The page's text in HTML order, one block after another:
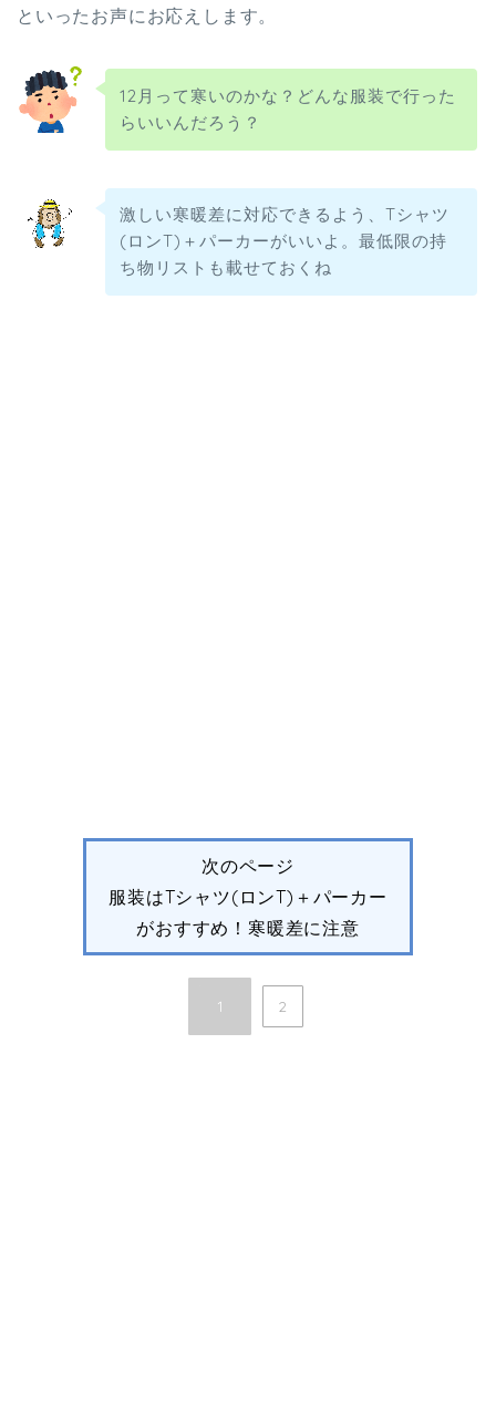
といったお声にお応えします。
12月って寒いのかな？どんな服装で行った
らいいんだろう？
激しい寒暖差に対応できるよう、Tシャツ
(ロンT)＋パーカーがいいよ。最低限の持
ち物リストも載せておくね
次のページ
服装はTシャツ(ロンT)＋パーカー
がおすすめ！寒暖差に注意
1 2